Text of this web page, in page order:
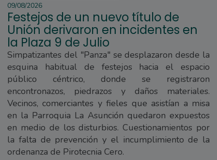
09/08/2026
Festejos de un nuevo título de
Unión derivaron en incidentes en
la Plaza 9 de Julio
Simpatizantes del "Panza" se desplazaron desde la
esquina habitual de festejos hacia el espacio
público céntrico, donde se registraron
encontronazos, piedrazos y daños materiales.
Vecinos, comerciantes y fieles que asistían a misa
en la Parroquia La Asunción quedaron expuestos
en medio de los disturbios. Cuestionamientos por
la falta de prevención y el incumplimiento de la
ordenanza de Pirotecnia Cero.